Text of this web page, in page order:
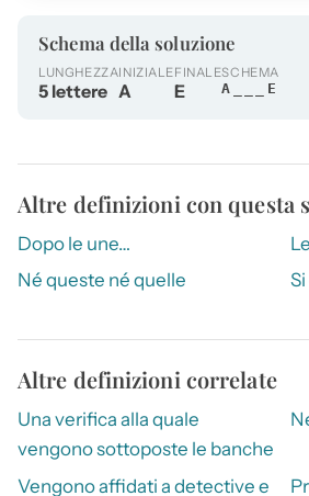
Schema della soluzione
LUNGHEZZA
5 lettere
INIZIALE
A
FINALE
E
SCHEMA
A___E
Altre definizioni con questa
Dopo le une…
Né queste né quelle
Altre definizioni correlate
Una verifica alla quale
vengono sottoposte le banche
Vengono affidati a detective e